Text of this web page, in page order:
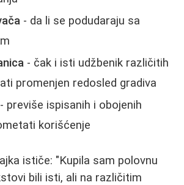
- da li se podudaraju sa
- čak i isti udžbenik različitih
promenjen redosled gradiva
- previše ispisanih i obojenih
korišćenje
ističe: "Kupila sam polovnu
bili isti, ali na različitim